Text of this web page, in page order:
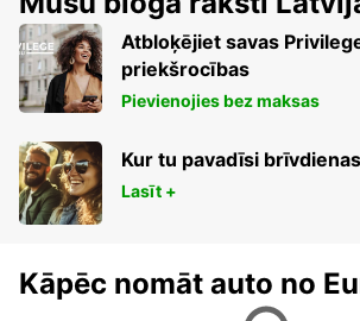
KOELN - GERMANY
BERGISCH GLADBACH
BERGISCH-GLADBACH - GERMANY
Atbloķējiet savas
priekšrocības
Pievienojies bez maksas
Kur tu pavadīsi
Lasīt +
Kāpēc nomāt auto no